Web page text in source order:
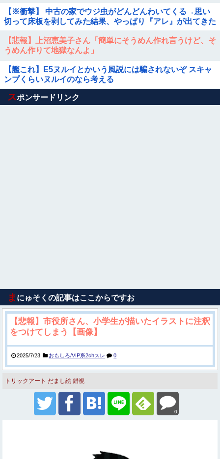
【※衝撃】 中古の家でウジ虫がどんどんわいてくる→思い
切って床板を剥してみた結果、やっぱり『アレ』が出てきた
【悲報】上沼恵美子さん「簡単にそうめん作れ言うけど、そ
うめん作りて地獄なんよ」
【艦これ】E5ヌルイとかいう風説には騙されないぞ スキャ
ンプくらいヌルイのなら考える
Powered by livedoor 相互RSS
スポンサードリンク
ま にゅそくの記事はここからですお
【悲報】市役所さん、小学生が描いたイラストに注釈
をつけてしまう【画像】
2025/7/23 おもしろ/VIP系2chスレ 0
トリックアート だまし絵 錯視
0